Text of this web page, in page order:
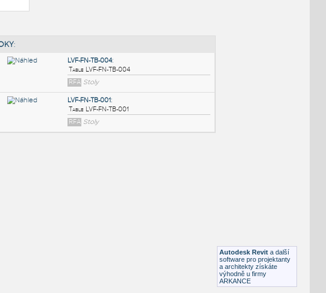
Autodesk Revit a další
software pro projektanty
a architekty získáte
výhodně u firmy
ARKANCE